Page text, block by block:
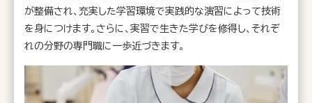
が整備され、充実した学習環境で実践的な演習によって技術
を身につけます。さらに、実習で生きた学びを修得し、それぞ
れの分野の専門職に一歩近づきます。